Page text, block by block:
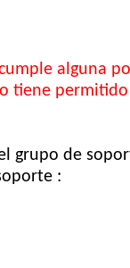
alguna
tiene
grupo de
: